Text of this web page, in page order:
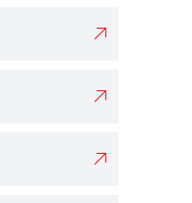


